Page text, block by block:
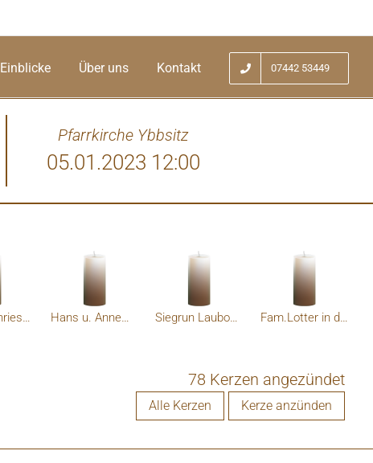
Einblicke Über uns Kontakt 07442 53449
Pfarrkirche Ybbsitz
05.01.2023 12:00
Fam. Hochrieser Sonntagberg Hans u. Annemarie Fuchslueger Siegrun Lauboeck Fam.Lotter in der Noth 10
78 Kerzen angezündet
Alle Kerzen Kerze anzünden